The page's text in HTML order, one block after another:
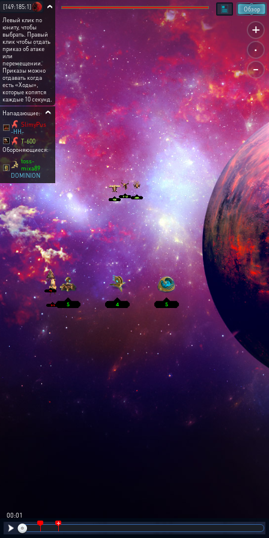
+
.
-
Обзор
[149:185:1]
Левый клик по
юниту, чтобы
выбрать. Правый
клик чтобы отдать
приказ об атаке
или
перемещении.
Приказы можно
отдавать когда
есть «Ходы»,
которые копятся
каждые 10 секунд.
Нападающие:
SlimyPus
-HH-
T-600
Обороняющиеся:
toss-
mixa89
DOMINION
00:02